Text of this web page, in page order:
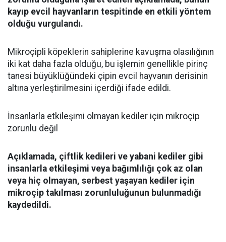
kayıp evcil hayvanların tespitinde en etkili yöntem
olduğu vurgulandı.
Mikroçipli köpeklerin sahiplerine kavuşma olasılığının
iki kat daha fazla olduğu, bu işlemin genellikle pirinç
tanesi büyüklüğündeki çipin evcil hayvanın derisinin
altına yerleştirilmesini içerdiği ifade edildi.
İnsanlarla etkileşimi olmayan kediler için mikroçip
zorunlu değil
Açıklamada, çiftlik kedileri ve yabani kediler gibi
insanlarla etkileşimi veya bağımlılığı çok az olan
veya hiç olmayan, serbest yaşayan kediler için
mikroçip takılması zorunluluğunun bulunmadığı
kaydedildi.